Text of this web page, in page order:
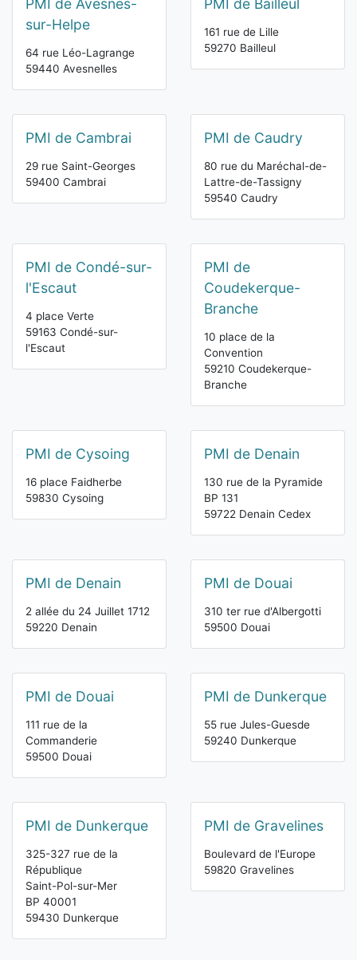
PMI de Avesnes-
sur-Helpe
64 rue Léo-Lagrange
59440 Avesnelles
PMI de Bailleul
161 rue de Lille
59270 Bailleul
PMI de Cambrai
29 rue Saint-Georges
59400 Cambrai
PMI de Caudry
80 rue du Maréchal-de-
Lattre-de-Tassigny
59540 Caudry
PMI de Condé-sur-
l'Escaut
4 place Verte
59163 Condé-sur-
l'Escaut
PMI de
Coudekerque-
Branche
10 place de la
Convention
59210 Coudekerque-
Branche
PMI de Cysoing
16 place Faidherbe
59830 Cysoing
PMI de Denain
130 rue de la Pyramide
BP 131
59722 Denain Cedex
PMI de Denain
2 allée du 24 Juillet 1712
59220 Denain
PMI de Douai
310 ter rue d'Albergotti
59500 Douai
PMI de Douai
111 rue de la
Commanderie
59500 Douai
PMI de Dunkerque
55 rue Jules-Guesde
59240 Dunkerque
PMI de Dunkerque
325-327 rue de la
République
Saint-Pol-sur-Mer
BP 40001
59430 Dunkerque
PMI de Gravelines
Boulevard de l'Europe
59820 Gravelines